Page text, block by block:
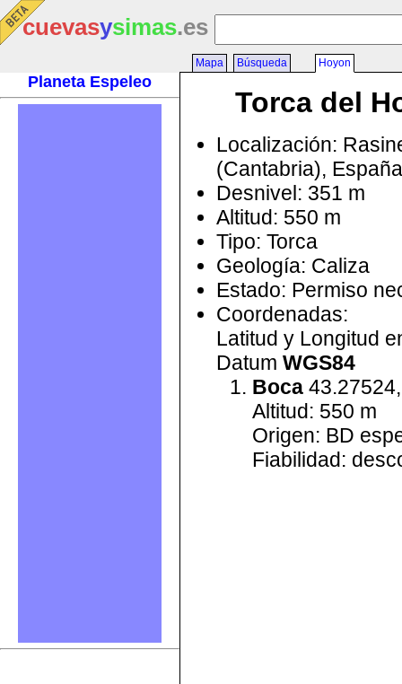
cuevasysimas.es
Planeta Espeleo
Mapa Búsqueda Hoyon
Torca del
Localización:
(Cantabria), España
Desnivel: 351 m
Altitud: 550 m
Tipo: Torca
Geología: Caliza
Estado: Permiso
Coordenadas:
Latitud y Longitud
Datum WGS84
Boca
Altitud: 550 m
Origen: BD
Fiabilidad: